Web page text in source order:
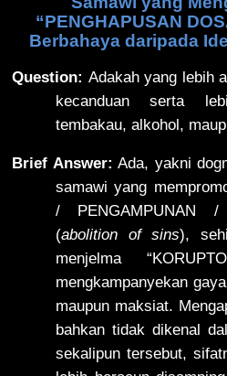
“PENGHAPUSAN
Berbahaya daripada
Question: Adakah yang lebih
kecanduan serta
tembakau, alkohol,
Brief Answer: Ada, yakni
samawi yang
/ PENGAMPUNAN /
(abolition of sins),
menjelma
mengkampanyekan
maupun maksiat.
bahkan tidak dikenal
sekalipun tersebut,